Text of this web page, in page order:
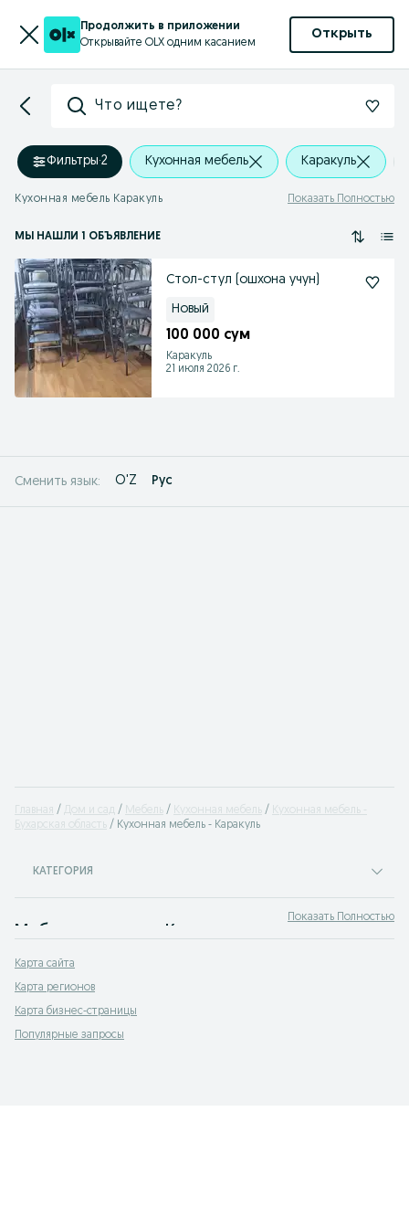
Продолжить в приложении
Открывайте OLX одним касанием
Открыть
Что ищете?
Фильтры·2 Кухонная мебель Каракуль
Кухонная мебель Каракуль Показать Полностью
МЫ НАШЛИ 1 ОБЪЯВЛЕНИЕ
Стол-стул (ошхона учун)
Новый
100 000 сум
Каракуль
21 июля 2026 г.
Сменить язык: O'Z Рус
Главная Дом и сад Мебель Кухонная мебель
Кухонная мебель -
Бухарская область
Кухонная мебель - Каракуль
КАТЕГОРИЯ
Показать Полностью
Карта сайта
Карта регионов
Карта бизнес-страницы
Популярные запросы